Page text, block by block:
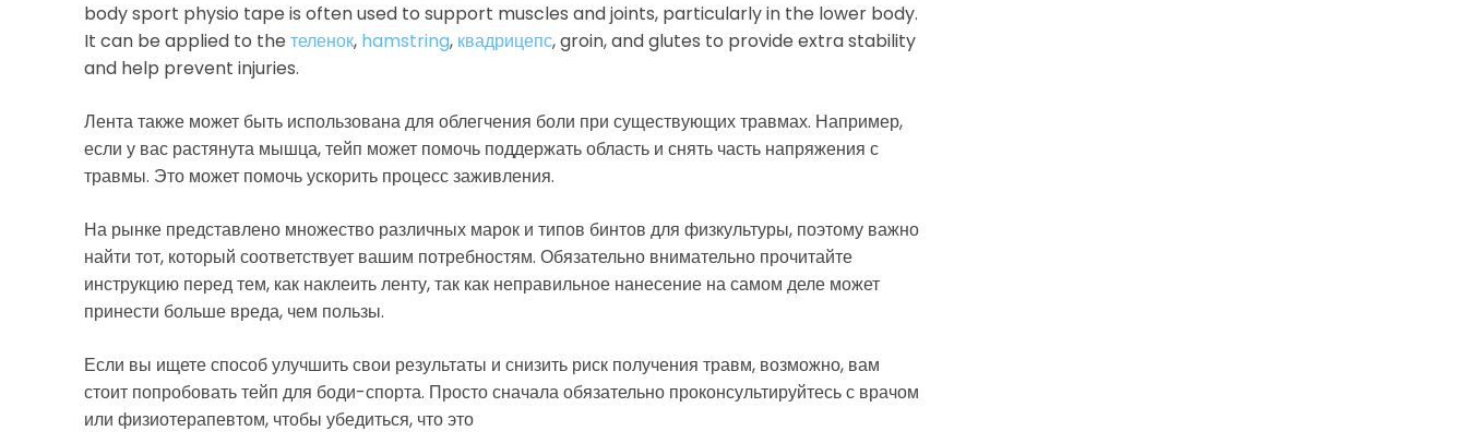
body sport physio tape is often used to support muscles and joints, particularly in the lower body.
It can be applied to theтеленок, hamstring, квадрицепс, groin, and glutes to provide extra stability
and help prevent injuries.
Лента также может быть использована для облегчения боли при существующих травмах. Например,
если у вас растянута мышца, тейп может помочь поддержать область и снять часть напряжения с
травмы. Это может помочь ускорить процесс заживления.
На рынке представлено множество различных марок и типов бинтов для физкультуры, поэтому важно
найти тот, который соответствует вашим потребностям. Обязательно внимательно прочитайте
инструкцию перед тем, как наклеить ленту, так как неправильное нанесение на самом деле может
принести больше вреда, чем пользы.
Если вы ищете способ улучшить свои результаты и снизить риск получения травм, возможно, вам
стоит попробовать тейп для боди-спорта. Просто сначала обязательно проконсультируйтесь с врачом
или физиотерапевтом, чтобы убедиться, что это